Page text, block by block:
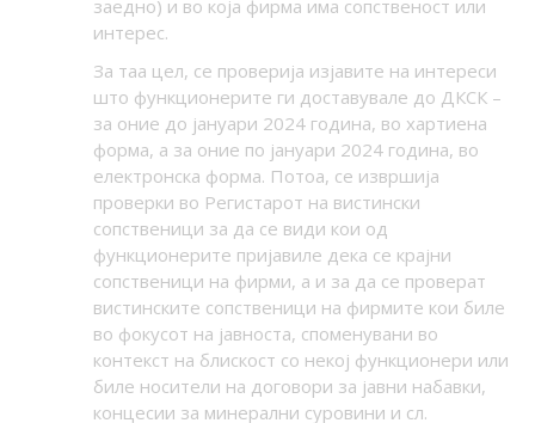
заедно) и во која фирма има сопственост или
интерес.
За таа цел, се проверија изјавите на интереси
што функционерите ги доставувале до ДКСК –
за оние до јануари 2024 година, во хартиена
форма, а за оние по јануари 2024 година, во
електронска форма. Потоа, се извршија
проверки во Регистарот на вистински
сопственици за да се види кои од
функционерите пријавиле дека се крајни
сопственици на фирми, а и за да се проверат
вистинските сопственици на фирмите кои биле
во фокусот на јавноста, споменувани во
контекст на блискост со некој функционери или
биле носители на договори за јавни набавки,
концесии за минерални суровини и сл.